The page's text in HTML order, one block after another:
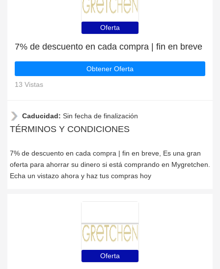
Oferta
7% de descuento en cada compra | fin en breve
Obtener Oferta
13 Vistas
Caducidad: Sin fecha de finalización
TÉRMINOS Y CONDICIONES
7% de descuento en cada compra | fin en breve, Es una gran
oferta para ahorrar su dinero si está comprando en Mygretchen.
Echa un vistazo ahora y haz tus compras hoy
Oferta